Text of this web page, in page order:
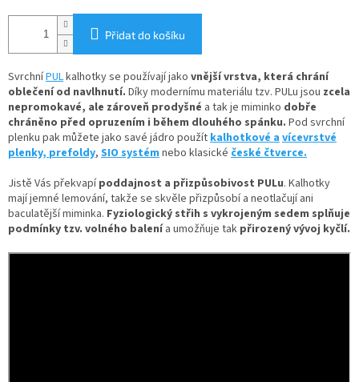
Přidat do košíku
SvrchníPULkalhotky se používají jako vnější vrstva, která chrání
oblečení od navlhnutí. Díkymodernímu materiálu tzv. PULu jsou zcela
nepromokavé, ale zároveň prodyšné a tak je miminko dobře
chráněno před opruzením i během dlouhého spánku. Pod svrchní
plenku pak můžete jako savé jádro použítkalhotkové avícevrstvé
plenky,prefoldy, SIO systémnebo klasické české čtverce.
Jistě Vás překvapípoddajnost a přizpůsobivost PULu. Kalhotky
mají jemné lemování, takže se skvěle přizpůsobí a neotlačují ani
baculatější miminka. Fyziologický střih s vykrojeným sedem splňuje
podmínky tzv. volného balenía umožňuje tak přirozený vývoj kyčlí.